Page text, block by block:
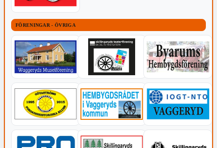
FÖRENINGAR - ÖVRIGA